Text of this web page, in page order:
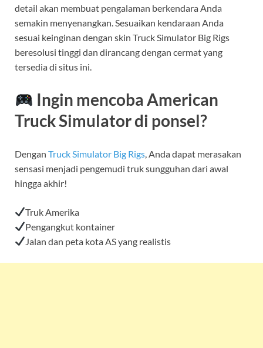
detail akan membuat pengalaman berkendara Anda
semakin menyenangkan. Sesuaikan kendaraan Anda
sesuai keinginan dengan skin Truck Simulator Big Rigs
beresolusi tinggi dan dirancang dengan cermat yang
tersedia di situs ini.
Ingin mencoba American
Truck Simulator di ponsel?
Dengan Truck Simulator Big Rigs , Anda dapat merasakan
sensasi menjadi pengemudi truk sungguhan dari awal
hingga akhir!
Truk Amerika
Pengangkut kontainer
Jalan dan peta kota AS yang realistis